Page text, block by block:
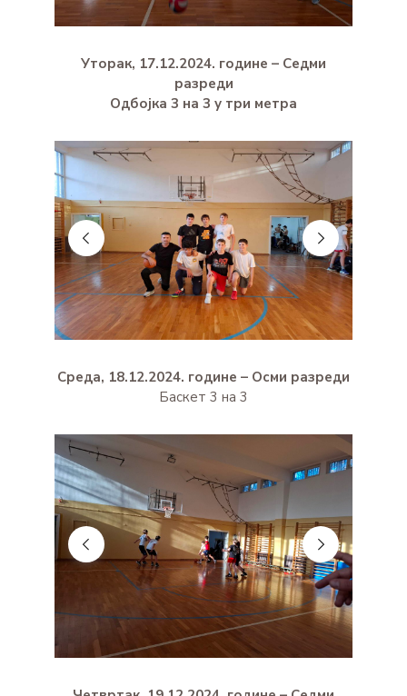
Уторак, 17.12.2024. године – Седми
разреди
Одбојка 3 на 3 у три метра
Среда, 18.12.2024. године – Осми разреди
Баскет 3 на 3